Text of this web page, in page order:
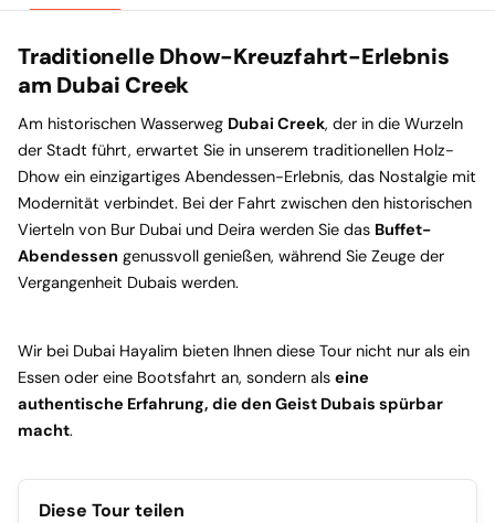
Traditionelle Dhow-Kreuzfahrt-Erlebnis
am Dubai Creek
Am historischen Wasserweg Dubai Creek, der in die Wurzeln
der Stadt führt, erwartet Sie in unserem traditionellen Holz-
Dhow ein einzigartiges Abendessen-Erlebnis, das Nostalgie mit
Modernität verbindet. Bei der Fahrt zwischen den historischen
Vierteln von Bur Dubai und Deira werden Sie das Buffet-
Abendessen genussvoll genießen, während Sie Zeuge der
Vergangenheit Dubais werden.
Wir bei Dubai Hayalim bieten Ihnen diese Tour nicht nur als ein
Essen oder eine Bootsfahrt an, sondern als eine
authentische Erfahrung, die den Geist Dubais spürbar
macht.
Diese Tour teilen